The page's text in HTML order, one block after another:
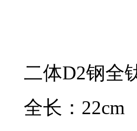
二体D2钢全
全长：22cm